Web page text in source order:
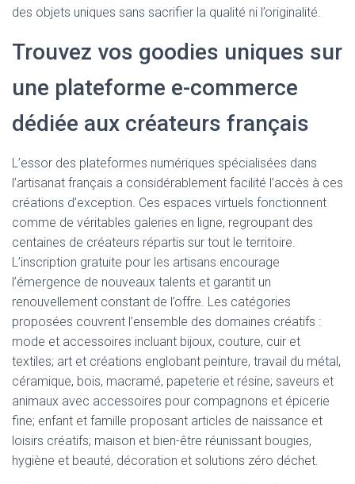
des objets uniques sans sacrifier la qualité ni l’originalité.
Trouvez vos goodies uniques sur
une plateforme e-commerce
dédiée aux créateurs français
L’essor des plateformes numériques spécialisées dans
l’artisanat français a considérablement facilité l’accès à ces
créations d’exception. Ces espaces virtuels fonctionnent
comme de véritables galeries en ligne, regroupant des
centaines de créateurs répartis sur tout le territoire.
L’inscription gratuite pour les artisans encourage
l’émergence de nouveaux talents et garantit un
renouvellement constant de l’offre. Les catégories
proposées couvrent l’ensemble des domaines créatifs :
mode et accessoires incluant bijoux, couture, cuir et
textiles; art et créations englobant peinture, travail du métal,
céramique, bois, macramé, papeterie et résine; saveurs et
animaux avec accessoires pour compagnons et épicerie
fine; enfant et famille proposant articles de naissance et
loisirs créatifs; maison et bien-être réunissant bougies,
hygiène et beauté, décoration et solutions zéro déchet.